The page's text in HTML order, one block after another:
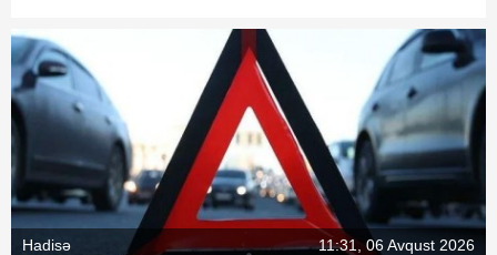
Hadisə 11:31, 06 Avqust 2026